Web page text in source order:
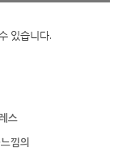
있습니다.
스
낌의